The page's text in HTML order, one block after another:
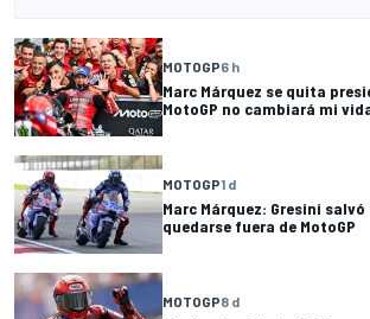
MOTOGP6 h
Marc Márquez se quita
MotoGP no cambiará mi
MOTOGP1 d
Marc Márquez: Gresini
quedarse fuera de MotoGP
MOTOGP8 d